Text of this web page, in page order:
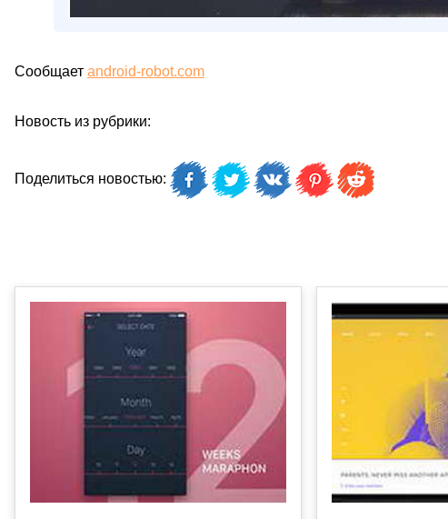
Сообщает android-robot.com
Новость из рубрики:
Поделиться новостью: